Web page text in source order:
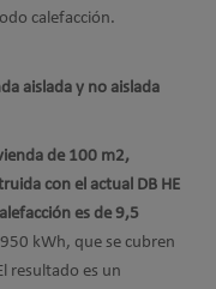
calefacción.
aislada y no aislada
de 100 m2,
con el actual DB HE
es de 9,5
kWh, que se cubren
resultado es un